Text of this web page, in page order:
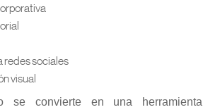
redes sociales
visual
se convierte en una herramienta